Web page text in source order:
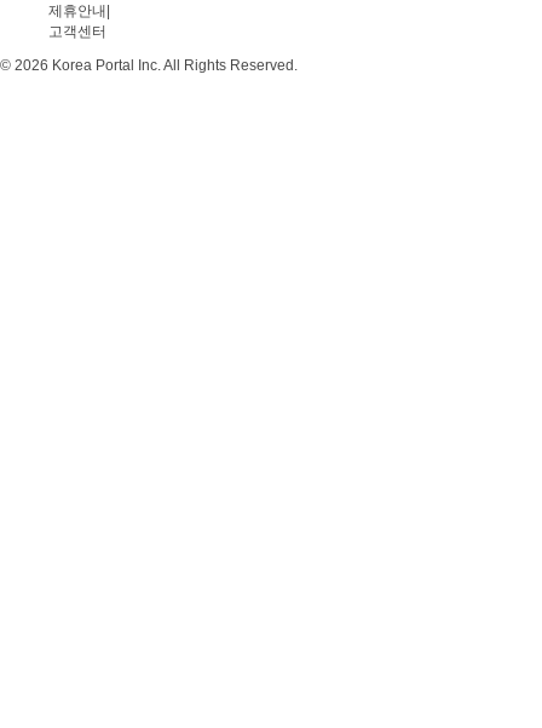
제휴안내
고객센터
© 2026 Korea Portal Inc. All Rights Reserved.